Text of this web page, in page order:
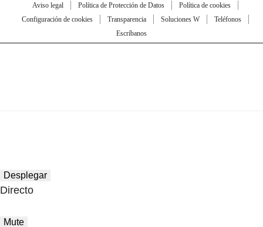
Aviso legal Política de Protección de Datos
Política de cookies
Configuración de cookies
Transparencia Soluciones W
Teléfonos
Escríbanos
Desplegar
Directo
Mute